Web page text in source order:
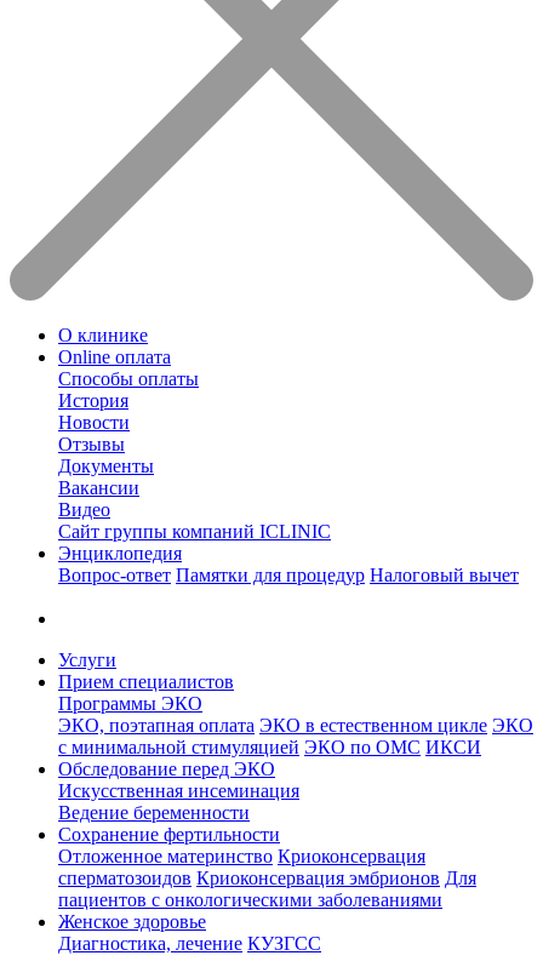
О клинике
Online оплата
Способы оплаты
История
Новости
Отзывы
Документы
Вакансии
Видео
Сайт группы компаний ICLINIC
Энциклопедия
Вопрос-ответ Памятки для процедур Налоговый вычет
Услуги
Прием специалистов
Программы ЭКО
ЭКО, поэтапная оплата ЭКО в естественном цикле ЭКО
с минимальной стимуляцией ЭКО по ОМС ИКСИ
Обследование перед ЭКО
Искусственная инсеминация
Ведение беременности
Сохранение фертильности
Отложенное материнство Криоконсервация
сперматозоидов Криоконсервация эмбрионов Для
пациентов с онкологическими заболеваниями
Женское здоровье
Диагностика, лечение КУЗГСС